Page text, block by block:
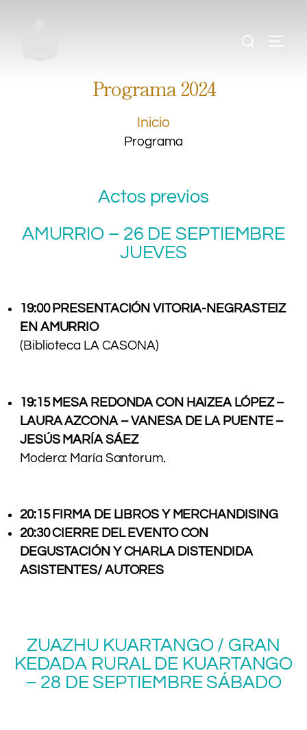
Programa 2024
Inicio
Programa
Actos previos
AMURRIO – 26 DE SEPTIEMBRE
JUEVES
19:00 PRESENTACIÓN VITORIA-NEGRASTEIZ
EN AMURRIO
(Biblioteca LA CASONA)
19:15 MESA REDONDA CON HAIZEA LÓPEZ –
LAURA AZCONA – VANESA DE LA PUENTE –
JESÚS MARÍA SÁEZ
Modera: María Santorum.
20:15 FIRMA DE LIBROS Y MERCHANDISING
20:30 CIERRE DEL EVENTO CON
DEGUSTACIÓN Y CHARLA DISTENDIDA
ASISTENTES/ AUTORES
ZUAZHU KUARTANGO / GRAN
KEDADA RURAL DE KUARTANGO
– 28 DE SEPTIEMBRE SÁBADO